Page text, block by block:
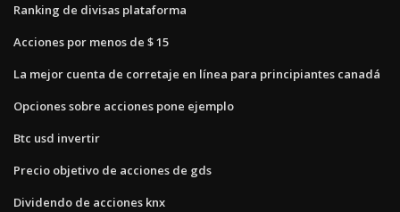
Ranking de divisas plataforma
Acciones por menos de $ 15
La mejor cuenta de corretaje en línea para principiantes canadá
Opciones sobre acciones pone ejemplo
Btc usd invertir
Precio objetivo de acciones de gds
Dividendo de acciones knx